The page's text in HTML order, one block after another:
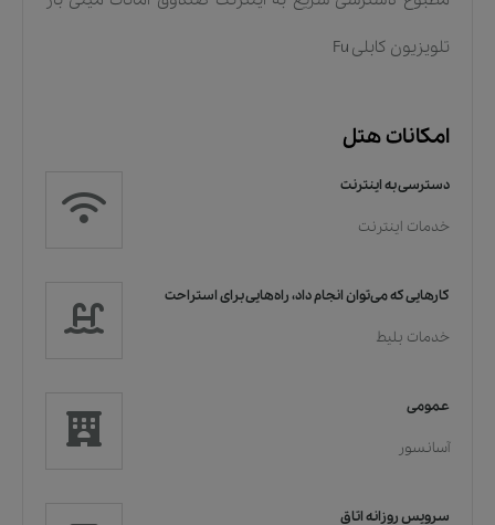
تلویزیون کابلی Fu
امکانات هتل
دسترسی به اینترنت
خدمات اینترنت
کارهایی که می‌توان انجام داد، راه‌هایی برای استراحت
خدمات بلیط
عمومی
آسانسور
سرویس روزانه اتاق